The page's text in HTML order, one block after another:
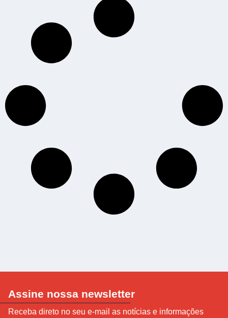
Assine nossa newsletter
Receba direto no seu e-mail as notícias e informações